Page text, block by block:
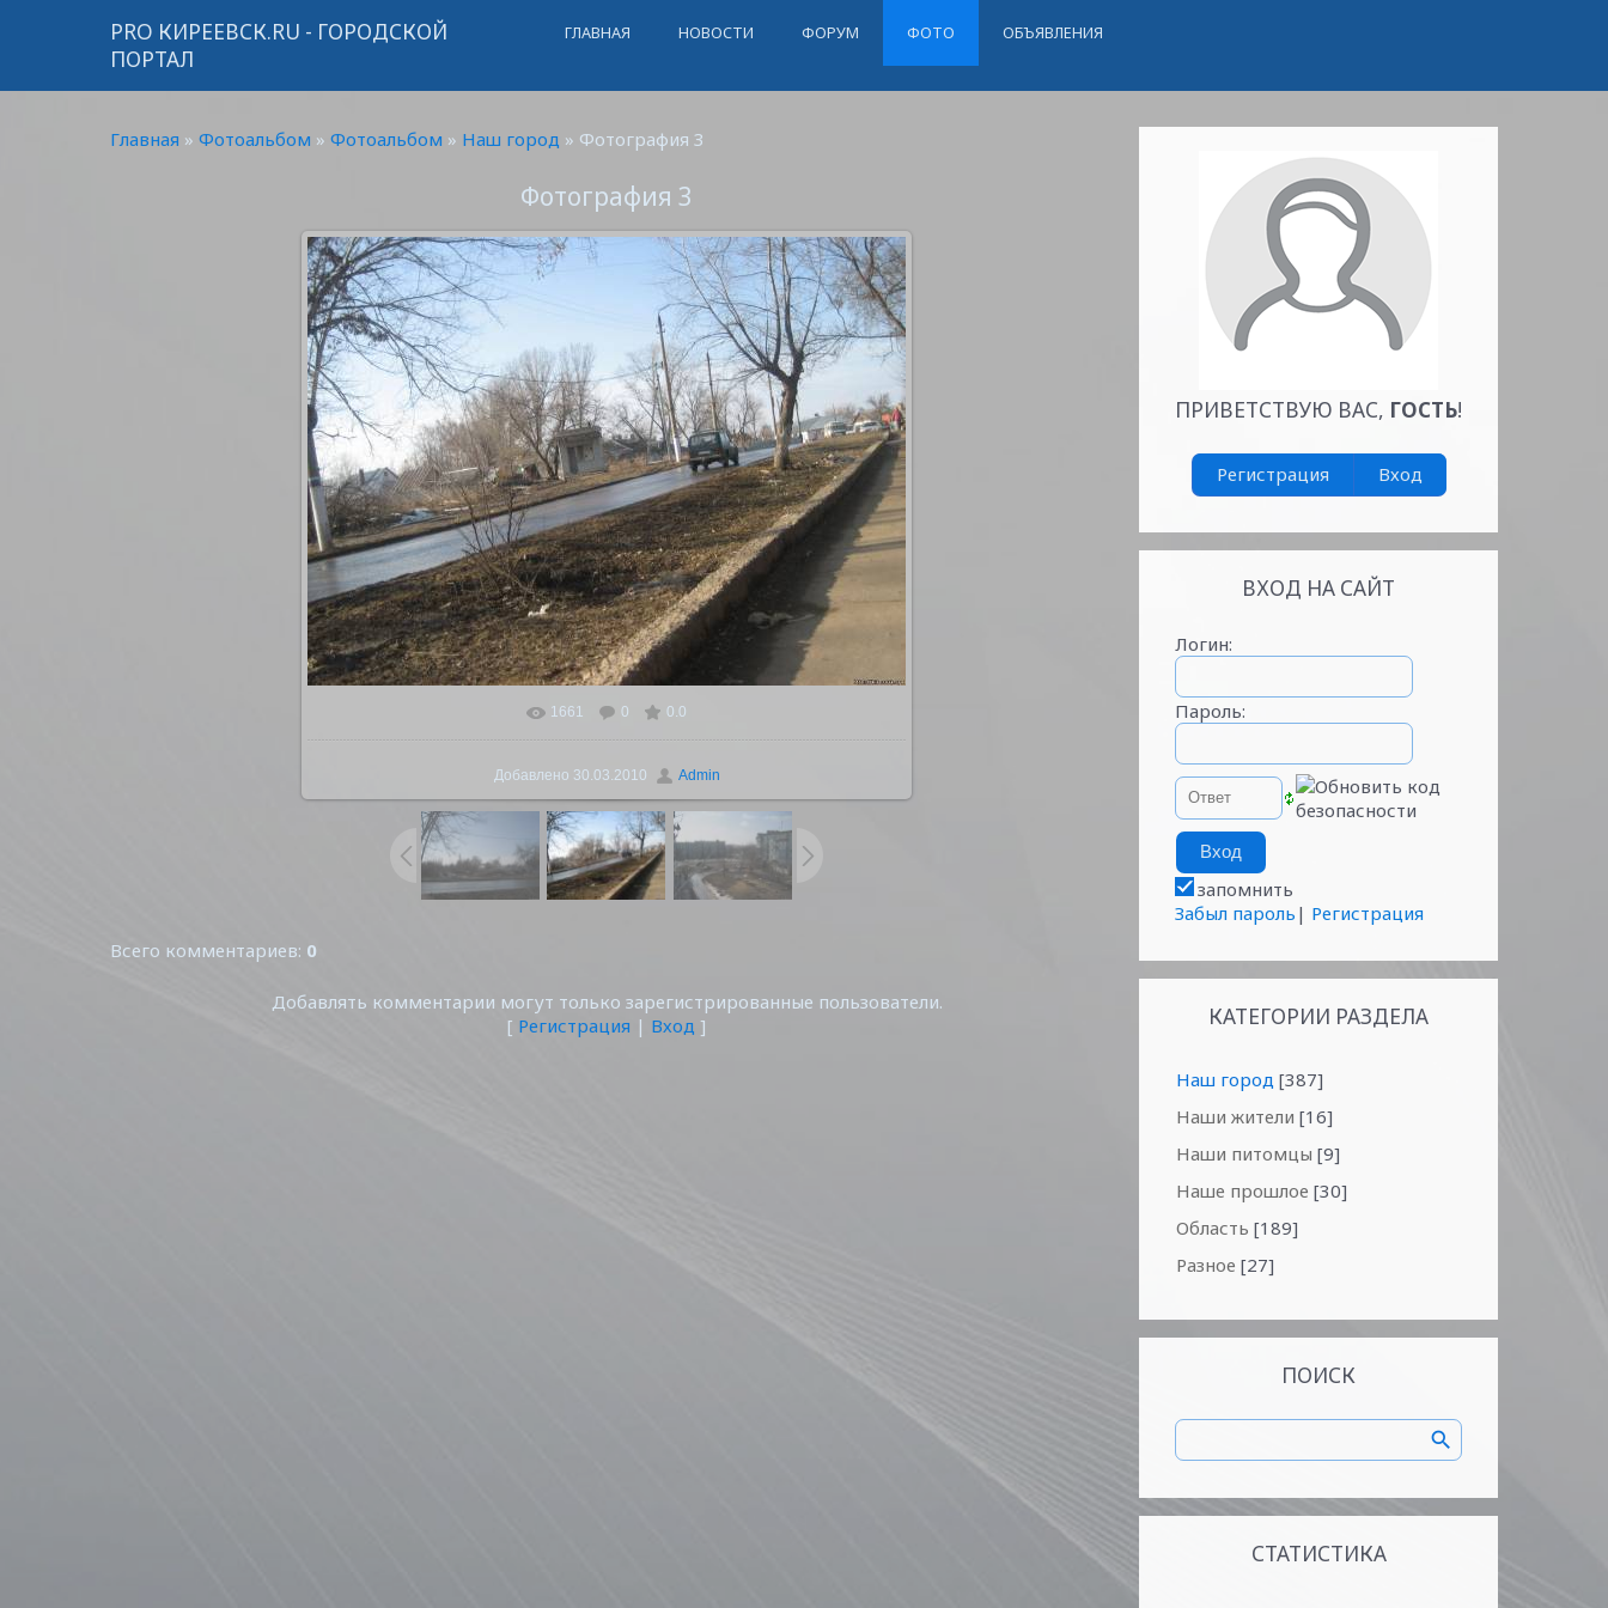
PRO КИРЕЕВСК.RU - ГОРОДСКОЙ
ПОРТАЛ
ГЛАВНАЯ НОВОСТИ ФОРУМ ФОТО ОБЪЯВЛЕНИЯ
Главная » Фотоальбом » Фотоальбом » Наш город » Фотография 3
Фотография 3
В реальном размере 1600x1200
1661 0 0.0
Добавлено 30.03.2010 Admin
Всего комментариев: 0
Добавлять комментарии могут только зарегистрированные пользователи.
[ Регистрация | Вход ]
ПРИВЕТСТВУЮ ВАС, ГОСТЬ!
Регистрация Вход
ВХОД НА САЙТ
Логин:
Пароль:
запомнить
Забыл пароль | Регистрация
КАТЕГОРИИ РАЗДЕЛА
Наш город [387]
Наши жители [16]
Наши питомцы [9]
Наше прошлое [30]
Область [189]
Разное [27]
ПОИСК
СТАТИСТИКА